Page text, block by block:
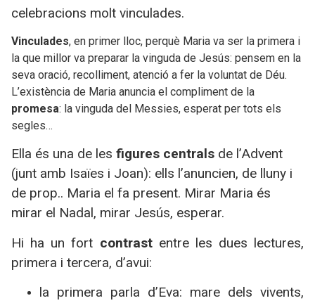
celebracions molt vinculades.
Vinculades, en primer lloc, perquè Maria va ser la primera i
la que millor va preparar la vinguda de Jesús: pensem en la
seva oració, recolliment, atenció a fer la voluntat de Déu.
L’existència de Maria anuncia el compliment de la
promesa: la vinguda del Messies, esperat per tots els
segles…
Ella és una de les figures centrals de l’Advent
(junt amb Isaïes i Joan): ells l’anuncien, de lluny i
de prop.. Maria el fa present. Mirar Maria és
mirar el Nadal, mirar Jesús, esperar.
Hi ha un fort contrastentre les dues lectures,
primera i tercera, d’avui:
la primera parla d’Eva: mare dels vivents,